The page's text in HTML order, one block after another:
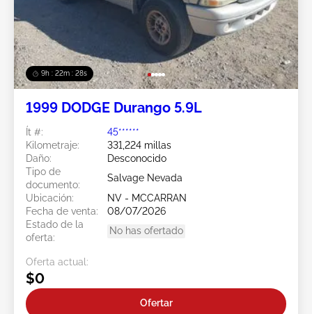
9h : 22m : 25s
1999 DODGE Durango 5.9L
Ít #:
45******
Kilometraje:
331,224 millas
Daño:
Desconocido
Tipo de
documento:
Salvage Nevada
Ubicación:
NV - MCCARRAN
Fecha de venta:
08/07/2026
Estado de la
oferta:
No has ofertado
Oferta actual:
$0
Ofertar